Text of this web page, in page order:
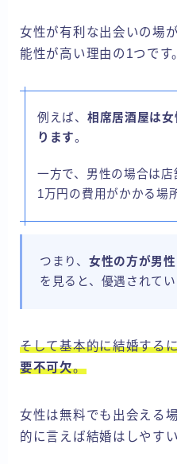
女性が有利な出会いの場
能性が高い理由の1つです
例えば、 相席居酒屋は
ります。
一方で、男性の場合は
1万円の費用がかかる場
つまり、 女性の方が男
を見ると、優遇されてい
そして基本的に結婚する
要不可欠。
女性は無料でも出会える
的に言えば結婚はしやす